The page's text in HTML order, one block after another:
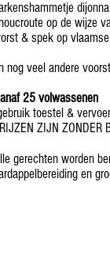
op de wijze
& spek op
nog veel andere
25 volwassenen
toestel &
ZIJN ZONDER
gerechten worden
en